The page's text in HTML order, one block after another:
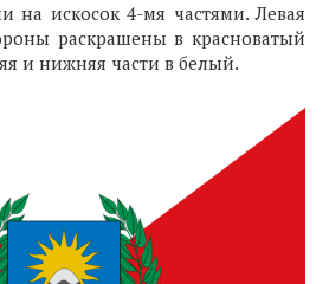
на искосок 4-мя частями. Левая
раскрашены в красноватый
и нижняя части в белый.